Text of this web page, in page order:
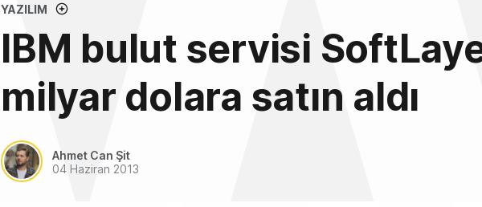
YAZILIM
IBM bulut servisi
milyar dolara satın aldı
Ahmet Can Şit
04 Haziran 2013